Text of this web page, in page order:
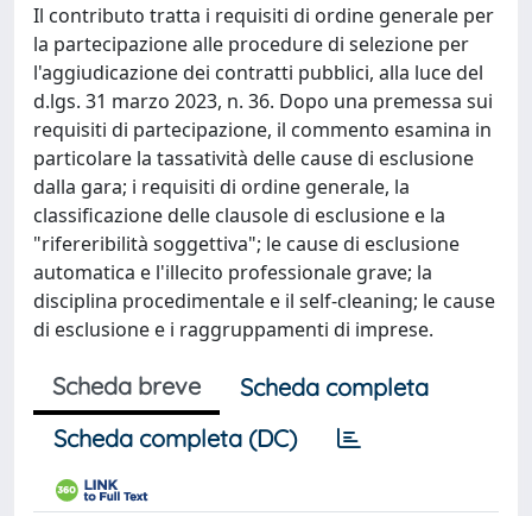
Il contributo tratta i requisiti di ordine generale per
la partecipazione alle procedure di selezione per
l'aggiudicazione dei contratti pubblici, alla luce del
d.lgs. 31 marzo 2023, n. 36. Dopo una premessa sui
requisiti di partecipazione, il commento esamina in
particolare la tassatività delle cause di esclusione
dalla gara; i requisiti di ordine generale, la
classificazione delle clausole di esclusione e la
"rifereribilità soggettiva"; le cause di esclusione
automatica e l'illecito professionale grave; la
disciplina procedimentale e il self-cleaning; le cause
di esclusione e i raggruppamenti di imprese.
Scheda breve
Scheda completa
Scheda completa (DC)